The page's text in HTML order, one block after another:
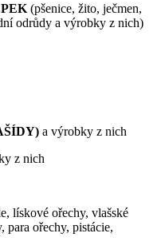
(pšenice, žito, ječmen,
odrůdy a výrobky z nich)
a výrobky z nich
z nich
lískové ořechy, vlašské
para ořechy, pistácie,